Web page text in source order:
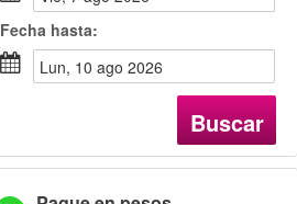
Fecha hasta:
lun, 10 ago 2026
Buscar